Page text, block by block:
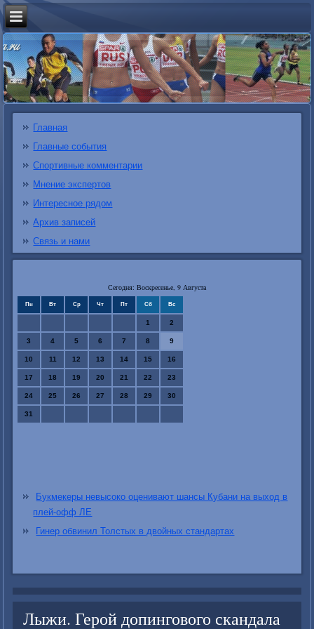
Главная
Главные события
Спортивные комментарии
Мнение экспертов
Интересное рядом
Архив записей
Связь и нами
Сегодня: Воскресенье, 9 Августа
Пн Вт Ср Чт Пт Сб Вс
1 2
3 4 5 6 7 8 9
10 11 12 13 14 15 16
17 18 19 20 21 22 23
24 25 26 27 28 29 30
31
Букмекеры невысоко оценивают шансы Кубани на выход в
плей-офф ЛЕ
Гинер обвинил Толстых в двойных стандартах
Лыжи. Герой допингового скандала